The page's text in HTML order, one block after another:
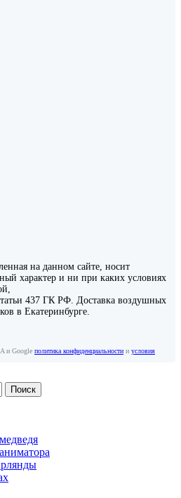
на данном сайте, носит
характер и ни при каких условиях
437 ГК РФ. Доставка воздушных
в Екатеринбурге.
и Google политика конфиденциальности и условия
Поиск